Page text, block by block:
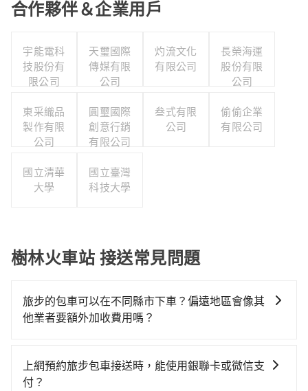
合作夥伴＆企業用戶
宇能電科
技股份有
限公司
天璽國際
傳媒有限
公司
灼流文化
有限公司
長榮海運
股份有限
公司
東采織品
製作有限
公司
圓璽國際
創意行銷
有限公司
叁式有限
公司
偷偷企業
有限公司
國立清華
大學
國立臺灣
科技大學
樹林火車站 接送常見問題
旅步的包車可以在不同縣市下車？偏遠地區會像其
他業者要額外加收費用嗎？
於偏遠地區，我們提供的價格已經包含了所有基本的費
用，不會像其他業者那樣收取額外費用。但如果您需要
上網預約旅步包車接送時，能使用銀聯卡或微信支
付？